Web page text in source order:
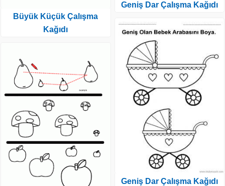
Büyük Küçük Çalışma
Kağıdı
Geniş Dar Çalışma Kağıdı
Geniş Dar Çalışma Kağıdı